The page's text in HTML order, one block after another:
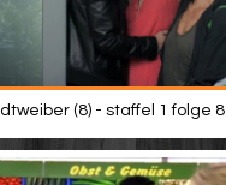
(8) - staffel 1 folge 8